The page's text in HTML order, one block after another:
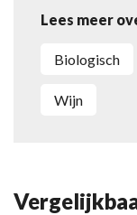
Lees meer
biologisch
wijn